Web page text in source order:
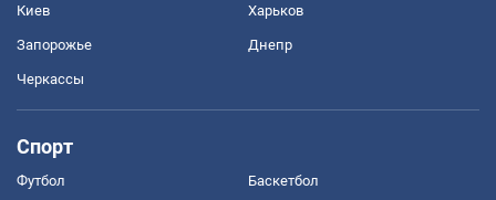
Киев Харьков
Запорожье Днепр
Черкассы
Спорт
Футбол Баскетбол